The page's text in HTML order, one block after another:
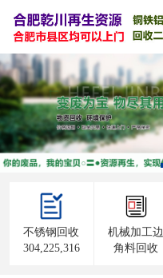
不锈钢回收
304,225,316
机械加工边
角料回收